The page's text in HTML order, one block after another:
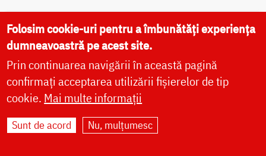
Rugăciuni zilnice
Rugăciunile dimineții
Rugăciunile serii
Paraclisul Preasfintei Născătoare de Dumnezeu
Folosim cookie-uri pentru a îmbunătăți experiența
dumneavoastră pe acest site.
Prin continuarea navigării în această pagină
confirmați acceptarea utilizării fișierelor de tip
cookie. Mai multe informații
Sunt de acord Nu, mulțumesc